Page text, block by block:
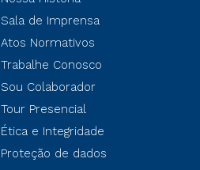
Sala de Imprensa
Atos Normativos
Trabalhe Conosco
Sou Colaborador
Tour Presencial
Ética e Integridade
Proteção de dados